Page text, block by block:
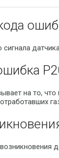
на то,